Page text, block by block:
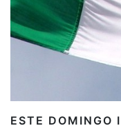
ESTE DOMINGO